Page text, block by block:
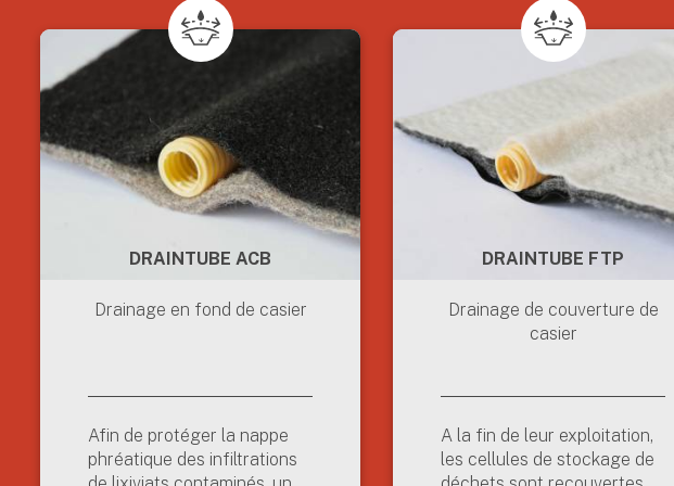
DRAINTUBE ACB
Drainage en fond de casier
Afin de protéger la nappe
phréatique des infiltrations
DRAINTUBE FTP
Drainage de couverture de
casier
A la fin de leur exploitation,
les cellules de stockage de